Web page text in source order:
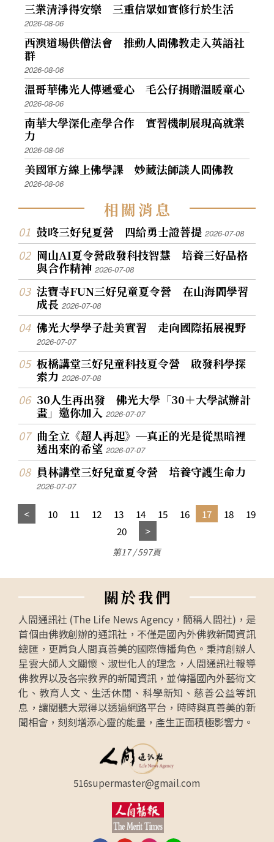
三業清淨得安樂 三重信眾如實修行於生活
2026-08-06
西澳道場供僧法會 推動人間佛教走入英語社
群
2026-08-06
溫哥華佛光人傳遞愛心 毛公仔捐贈溫暖童心
2026-08-06
南華大學深化產學合作 實習機制展現高就業
力
2026-08-06
美國軍方線上佛學課 妙藏法師談人間佛教
2026-08-06
相關消息
鼓咚三好兒夏營 四給勇士證菩提2026-07-08
岡山AI夏令營啟發科技智慧 培養三好品格
與合作精神2026-07-08
法寶寺FUN三好兒童夏令營 在山海間學習
成長2026-07-08
佛光大學學子赴美實習 走向國際拓展視野
2026-07-07
板橋講堂三好兒童科技夏令營 啟發科學探
索力2026-07-08
30人生再出發 佛光大學「30＋大學試辦計
畫」邀你加入2026-07-07
曲全立《超人再起》─真正的光是從黑暗裡
透出來的希望2026-07-07
員林講堂三好兒童夏令營 培養守護生命力
2026-07-07
10 11 12 13 14 15 16 17 18
19
20
第17 / 597頁
關於我們
人間通訊社 (The Life News Agency，簡稱人間社)，是
首個由佛教創辦的通訊社，不僅是國內外佛教新聞資訊
總匯，更肩負人間真善美的國際傳播角色。秉持創辦人
星雲大師人文關懷、淑世化人的理念，人間通訊社報導
佛教界以及各宗教界的新聞資訊，並傳播國內外藝術文
化、教育人文、生活休閒、科學新知、慈善公益等訊
息，讓閱聽大眾得以透過網路平台，時時與真善美的新
聞相會，刻刻增添心靈的能量，產生正面積極影響力。
516supermaster@gmail.com